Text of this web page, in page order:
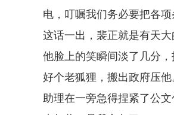
电，叮嘱我们务必要把各
这话一出，裴正就是有天
他脸上的笑瞬间淡了几分，
好个老狐狸，搬出政府压他
助理在一旁急得捏紧了公